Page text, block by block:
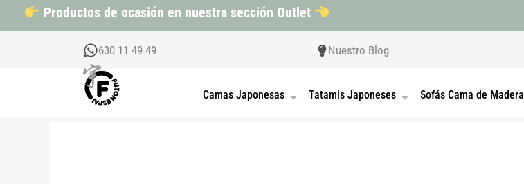
Productos de ocasión en nuestra sección Outlet
630 11 49 49 Nuestro Blog
Camas Japonesas OPEN CAMAS JAPONESAS
Tatamis Japoneses OPEN TATAMIS JAPONESES
Sofás Cama de Madera